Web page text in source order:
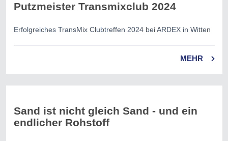
Putzmeister Transmixclub 2024
Erfolgreiches TransMix Clubtreffen 2024 bei ARDEX in Witten
MEHR
Sand ist nicht gleich Sand - und ein
endlicher Rohstoff